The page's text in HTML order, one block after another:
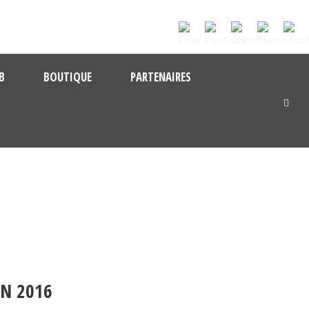
BOUTIQUE PARTENAIRES
2016